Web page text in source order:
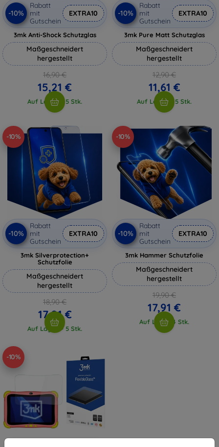
-10%
Rabatt
mit
Gutschein
EXTRA10
3mk Anti-Shock Schutzglas
Maßgeschneidert
hergestellt
16,90 €
15,21 €
Auf Lager > 5 Stk.
-10%
Rabatt
mit
Gutschein
EXTRA10
3mk Pure Matt Schutzglas
Maßgeschneidert
hergestellt
12,90 €
11,61 €
Auf Lager > 5 Stk.
-10%
-10%
Rabatt
mit
Gutschein
EXTRA10
3mk Silverprotection+
Schutzfolie
Maßgeschneidert
hergestellt
18,90 €
17,01 €
Auf Lager > 5 Stk.
-10%
-10%
Rabatt
mit
Gutschein
EXTRA10
3mk Hammer Schutzfolie
Maßgeschneidert
hergestellt
19,90 €
17,91 €
Auf Lager 4 Stk.
-10%